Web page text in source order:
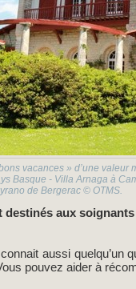
vacances » d’une
Basque - Villa Arnaga à
de Bergerac © OTMS.
destinés aux
aussi quelqu’un
pouvez aider à